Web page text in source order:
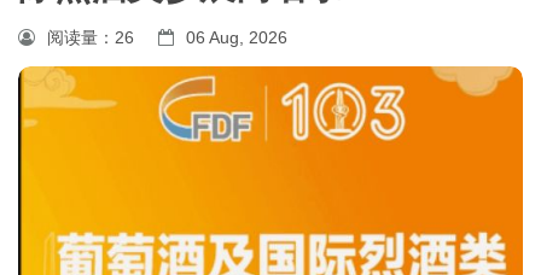
阅读量： 26 06 Aug, 2026